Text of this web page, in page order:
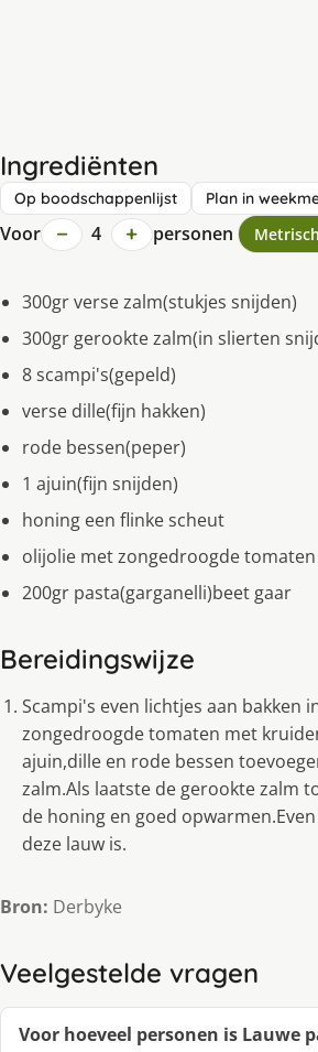
Ingrediënten
Op boodschappenlijst Plan in
Voor − 4 + personen Metrisch
300gr verse zalm(stukjes snijden)
300gr gerookte zalm(in slierten
8 scampi's(gepeld)
verse dille(fijn hakken)
rode bessen(peper)
1 ajuin(fijn snijden)
honing een flinke scheut
olijolie met zongedroogde
200gr pasta(garganelli)beet gaar
Bereidingswijze
Scampi's even lichtjes aan bakken
zongedroogde tomaten met
ajuin,dille en rode bessen
zalm.Als laatste de gerookte zalm
de honing en goed
deze lauw is.
Bron: Derbyke
Veelgestelde vragen
Voor hoeveel personen is Lauwe